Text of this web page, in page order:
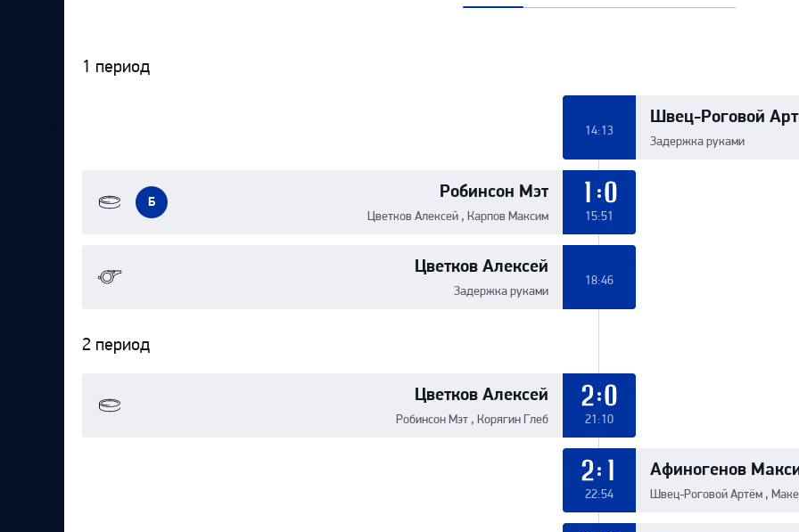
Протокол
1 период
Швец-Роговой
Задержка руками
14:13
Робинсон Мэт
Цветков Алексей , Карпов Максим
1:0
15:51
Б
Цветков Алексей
Задержка руками
18:46
2 период
Цветков Алексей
Робинсон Мэт , Корягин Глеб
2:0
21:10
Афиногенов
Швец-Роговой Артём ,
2:1
22:54